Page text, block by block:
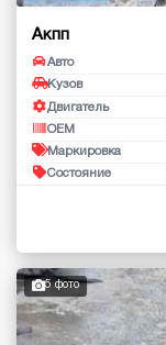
Акпп
Авто
Кузов
Двигатель
OEM
Маркировка
Состояние
5 фото